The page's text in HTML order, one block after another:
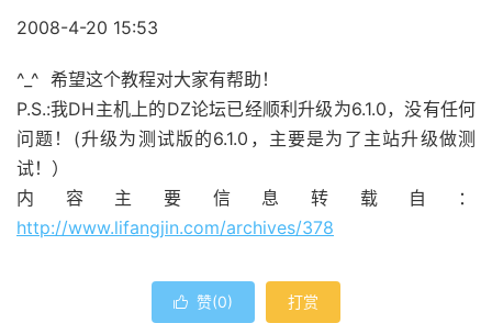
2008-4-20 15:53
^_^ 希望这个教程对大家有帮助！
P.S.:我DH主机上的DZ论坛已经顺利升级为6.1.0，没有任何
问题！(升级为测试版的6.1.0，主要是为了主站升级做测
试！）
内容主要信息转载自：
http://www.lifangjin.com/archives/378
 赞(0) 打赏